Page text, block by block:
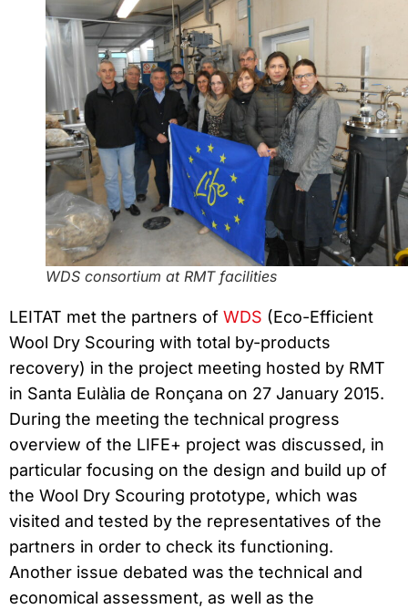
WDS consortium at RMT facilities
LEITAT met the partners of WDS (Eco-Efficient
Wool Dry Scouring with total by-products
recovery) in the project meeting hosted by RMT
in Santa Eulàlia de Ronçana on 27 January 2015.
During the meeting the technical progress
overview of the LIFE+ project was discussed, in
particular focusing on the design and build up of
the Wool Dry Scouring prototype, which was
visited and tested by the representatives of the
partners in order to check its functioning.
Another issue debated was the technical and
economical assessment, as well as the